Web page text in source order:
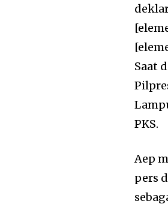
Saat
PKS.
Aep
pers